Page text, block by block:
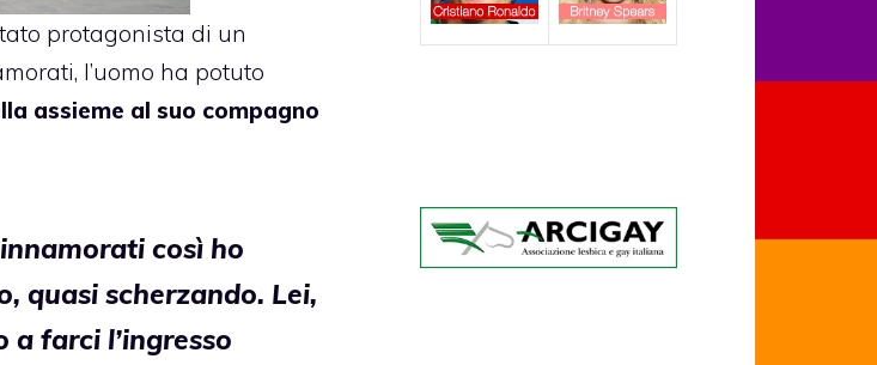
protagonista di un
l’uomo ha potuto
assieme al suo compagno
così ho
quasi scherzando. Lei,
farci l’ingresso